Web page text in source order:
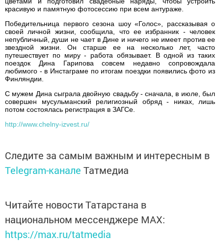
красивую и памятную фотосессию при всем антураже.
Победительница первого сезона шоу «Голос», рассказывая о
своей личной жизни, сообщила, что ее избранник - человек
непубличный, души не чает в Дине и ничего не имеет против ее
звездной жизни. Он старше ее на несколько лет, часто
путешествует по миру - работа обязывает. В одной из таких
поездок Дина Гарипова совсем недавно сопровождала
любимого - в Инстаграме по итогам поездки появились фото из
Финляндии.
С мужем Дина сыграла двойную свадьбу - сначала, в июле, был
совершен мусульманский религиозный обряд - никах, лишь
потом состоялась регистрация в ЗАГСе.
http://www.chelny-izvest.ru/
Следите за самым важным и интересным в
Telegram-канале Татмедиа
Читайте новости Татарстана в
национальном мессенджере MАХ:
https://max.ru/tatmedia